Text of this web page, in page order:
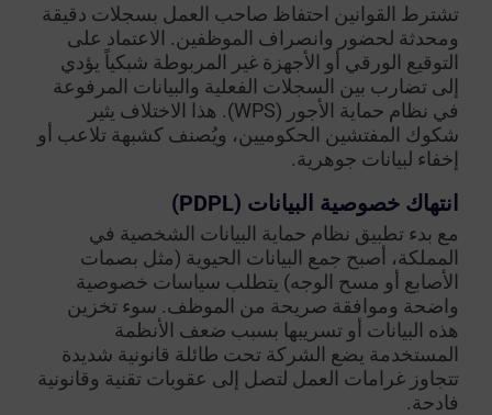
تشترط القوانين احتفاظ صاحب العمل بسجلات دقيقة
ومحدثة لحضور وانصراف الموظفين. الاعتماد على
التوقيع الورقي أو الأجهزة غير المربوطة شبكياً يؤدي
إلى تضارب بين السجلات الفعلية والبيانات المرفوعة
في نظام حماية الأجور (WPS). هذا الاختلاف يثير
شكوك المفتشين الحكوميين، ويُصنف كشبهة تلاعب أو
إخفاء لبيانات جوهرية.
انتهاك خصوصية البيانات (PDPL)
مع بدء تطبيق نظام حماية البيانات الشخصية في
المملكة، أصبح جمع البيانات الحيوية (مثل بصمات
الأصابع أو مسح الوجه) يتطلب سياسات خصوصية
واضحة وموافقة صريحة من الموظف. سوء تخزين
هذه البيانات أو تسريبها بسبب ضعف الأنظمة
المستخدمة يضع الشركة تحت طائلة قانونية شديدة
تتجاوز غرامات العمل لتصل إلى عقوبات تقنية وقانونية
فادحة.